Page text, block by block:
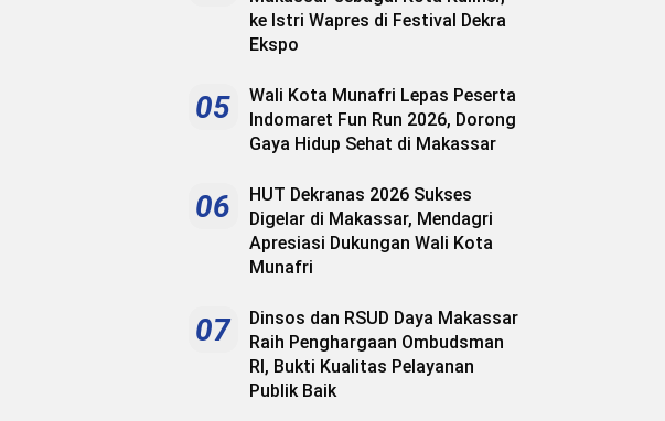
ke Istri Wapres di Festival Dekra
Ekspo
05
Wali Kota Munafri Lepas Peserta
Indomaret Fun Run 2026, Dorong
Gaya Hidup Sehat di Makassar
06
HUT Dekranas 2026 Sukses
Digelar di Makassar, Mendagri
Apresiasi Dukungan Wali Kota
Munafri
07
Dinsos dan RSUD Daya Makassar
Raih Penghargaan Ombudsman
RI, Bukti Kualitas Pelayanan
Publik Baik